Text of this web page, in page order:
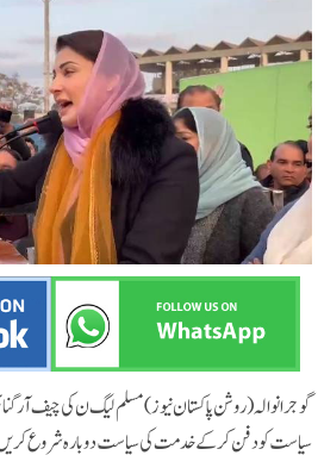
گوجرانوالہ(روشن پاکستان نیوز)مسلم لیگ ن کی چیف آ
سیاست کو دفن کرکے خدمت کی سیاست دوبارہ شروع